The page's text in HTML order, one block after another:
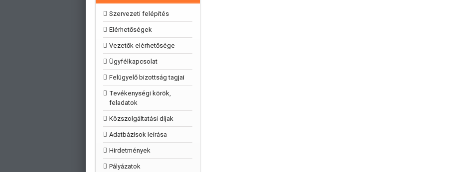
Szervezeti felépítés
Elérhetőségek
Vezetők elérhetősége
Ügyfélkapcsolat
Felügyelő bizottság tagjai
Tevékenységi körök,
feladatok
Közszolgáltatási díjak
Adatbázisok leírása
Hirdetmények
Pályázatok